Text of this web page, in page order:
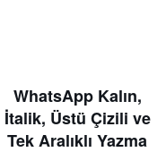
WhatsApp Kalın,
İtalik, Üstü Çizili ve
Tek Aralıklı Yazma